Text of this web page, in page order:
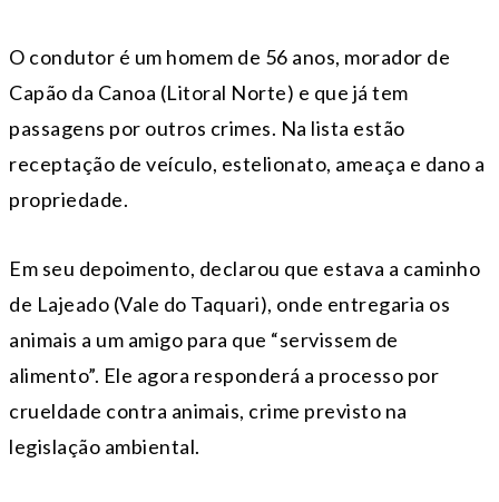
O condutor é um homem de 56 anos, morador de
Capão da Canoa (Litoral Norte) e que já tem
passagens por outros crimes. Na lista estão
receptação de veículo, estelionato, ameaça e dano a
propriedade.
Em seu depoimento, declarou que estava a caminho
de Lajeado (Vale do Taquari), onde entregaria os
animais a um amigo para que “servissem de
alimento”. Ele agora responderá a processo por
crueldade contra animais, crime previsto na
legislação ambiental.